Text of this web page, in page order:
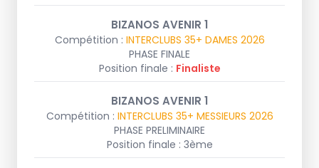
BIZANOS AVENIR 1
Compétition : INTERCLUBS 35+ DAMES 2026
PHASE FINALE
Position finale : Finaliste
BIZANOS AVENIR 1
Compétition : INTERCLUBS 35+ MESSIEURS 2026
PHASE PRELIMINAIRE
Position finale : 3ème